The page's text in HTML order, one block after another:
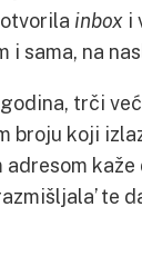
inbox i
i sama, na
trči
broju koji
adresom
te